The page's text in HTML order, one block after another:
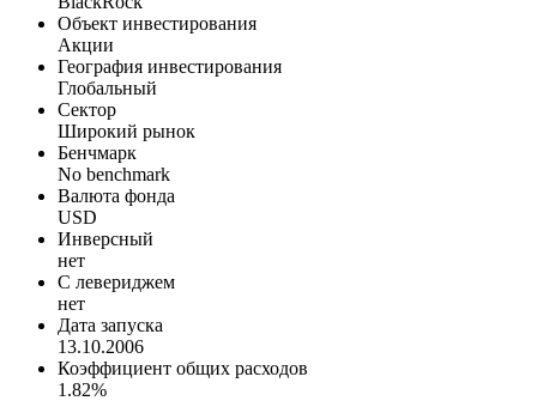
Объект инвестирования
Акции
География инвестирования
Глобальный
Сектор
Широкий рынок
Бенчмарк
No benchmark
Валюта фонда
USD
Инверсный
нет
С левериджем
нет
Дата запуска
13.10.2006
Коэффициент общих расходов
1.82%